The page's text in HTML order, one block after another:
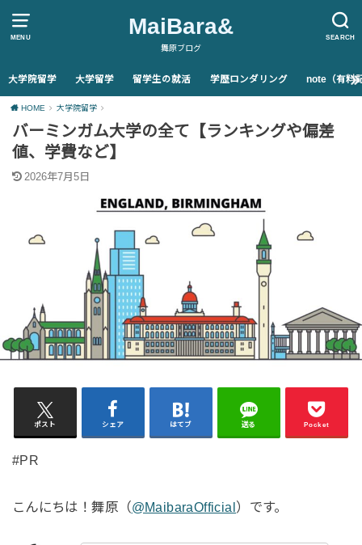
MENU SEARCH
MaiBara&
舞原ブログ
大学院留学 大学留学 留学生の就活 学歴ロンダリング note（有料
HOME 大学院留学
バーミンガム大学の全て【ランキングや偏差
値、学費など】
2026年7月5日
ポスト シェア はてブ 送る Pocket
#PR
こんにちは！舞原（@MaibaraOfficial）です。